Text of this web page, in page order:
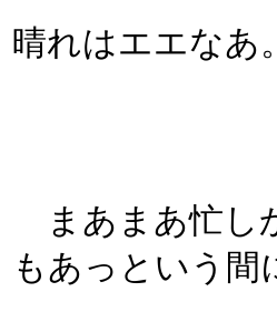
晴れはエエなあ
まあまあ忙し
もあっという間